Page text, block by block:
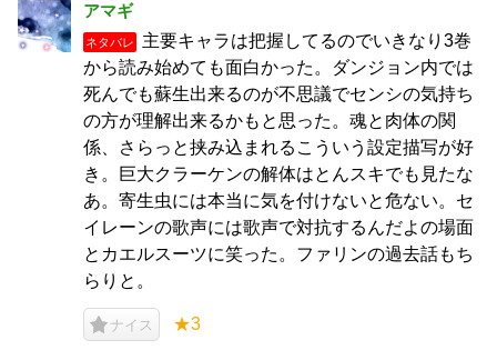
アマギ
ネタバレ
主要キャラは把握してるのでいきなり3巻
から読み始めても面白かった。ダンジョン内では
死んでも蘇生出来るのが不思議でセンシの気持ち
の方が理解出来るかもと思った。魂と肉体の関
係、さらっと挟み込まれるこういう設定描写が好
き。巨大クラーケンの解体はとんスキでも見たな
あ。寄生虫には本当に気を付けないと危ない。セ
イレーンの歌声には歌声で対抗するんだよの場面
とカエルスーツに笑った。ファリンの過去話もち
らりと。
ナイス ★3